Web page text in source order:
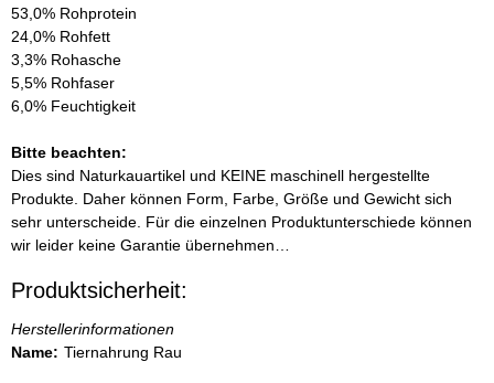
53,0% Rohprotein
24,0% Rohfett
3,3% Rohasche
5,5% Rohfaser
6,0% Feuchtigkeit
Bitte beachten:
Dies sind Naturkauartikel und KEINE maschinell hergestellte
Produkte. Daher können Form, Farbe, Größe und Gewicht sich
sehr unterscheide. Für die einzelnen Produktunterschiede können
wir leider keine Garantie übernehmen…
Produktsicherheit:
Herstellerinformationen
Name: Tiernahrung Rau